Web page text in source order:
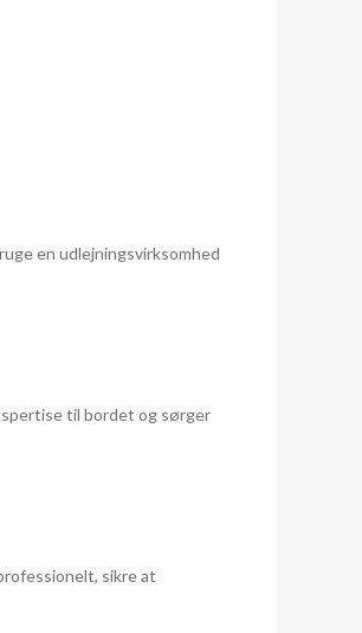
en udlejningsvirksomhed
til bordet og sørger
sikre at